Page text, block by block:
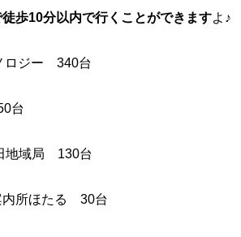
歩10分以内で行くことができますよ♪
ロジー 340台
台
地域局 130台
内所ほたる 30台